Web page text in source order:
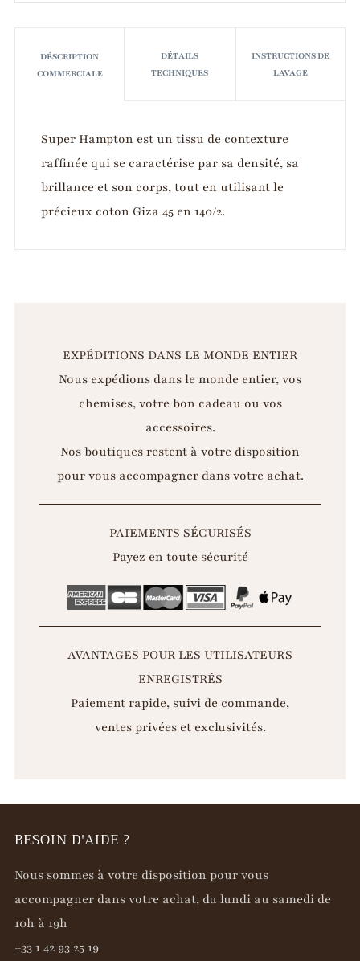
DÉSCRIPTION
COMMERCIALE
DÉTAILS
TECHNIQUES
INSTRUCTIONS DE
LAVAGE
Super Hampton est un tissu de contexture
raffinée qui se caractérise par sa densité, sa
brillance et son corps, tout en utilisant le
précieux coton Giza 45 en 140/2.
EXPÉDITIONS DANS LE MONDE ENTIER
Nous expédions dans le monde entier, vos
chemises, votre bon cadeau ou vos
accessoires.
Nos boutiques restent à votre disposition
pour vous accompagner dans votre achat.
PAIEMENTS SÉCURISÉS
Payez en toute sécurité
AVANTAGES POUR LES UTILISATEURS
ENREGISTRÉS
Paiement rapide, suivi de commande,
ventes privées et exclusivités.
BESOIN D'AIDE ?
Nous sommes à votre disposition pour vous
accompagner dans votre achat, du lundi au samedi de
10h à 19h
+33 1 42 93 25 19